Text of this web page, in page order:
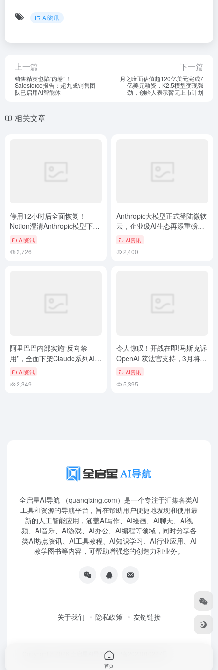
AI资讯
上一篇
销售精英也陷“内卷”！
Salesforce报告：超九成销售团
队已启用AI智能体
下一篇
月之暗面估值超120亿美元完成7
亿美元融资，K2.5模型变现强
劲，创始人表示暂无上市计划
相关文章
停用12小时后全面恢复！
Notion澄清Anthropic模型下线
传闻：仅是技术故障
AI资讯
2,726
Anthropic大模型正式登陆微软
云，企业级AI生态再添重磅强
强联合
AI资讯
2,400
阿里巴巴内部实施“反向禁
用”，全面下架Claude系列AI工
具 AI资讯
2,349
令人惊叹！开战在即!马斯克诉
OpenAI 获法官支持，3月将开
启“AI 世纪大审判”，前…
AI资讯
5,395
全启星AI导航 （quanqixing.com）是一个专注于汇集各类AI
工具和资源的导航平台，旨在帮助用户便捷地发现和使用最
新的人工智能应用，涵盖AI写作、AI绘画、AI聊天、AI视
频、AI音乐、AI游戏、AI办公、AI编程等领域，同时分享各
类AI热点资讯、AI工具教程、AI知识学习、AI行业应用、AI
教学图书等内容，可帮助增强您的创造力和业务。
关于我们 隐私政策 友链链接
全启星AI导航鲁ICP备2023010227号
首页